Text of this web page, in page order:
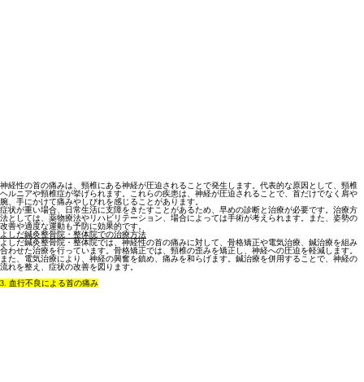
神経性の首の痛みは、頸椎にある神経が圧迫されることで発生します。代表的な原因として、頸椎
ヘルニアや頸椎症が挙げられます。これらの疾患は、神経が圧迫されることで、首だけでなく肩や
腕、手にかけて痛みやしびれを感じることがあります。
症状が重い場合、日常生活に支障をきたすことがあるため、早めの診断と治療が必要です。治療方
法としては、薬物療法やリハビリテーション、場合によっては手術が考えられます。また、姿勢の
改善や適度な運動も予防に効果的です。
よしだ鍼灸整骨院・整体院での治療方法
よしだ鍼灸整骨院・整体院では、神経性の首の痛みに対して、骨格矯正や電気治療、鍼治療を組み
合わせた治療を行っています。骨格矯正では、頸椎の歪みを矯正し、神経への圧迫を軽減します。
また、電気治療により、神経の興奮を鎮め、痛みを和らげます。鍼治療を併用することで、神経の
流れを整え、症状の改善を図ります。
3. 血行不良による首の痛み